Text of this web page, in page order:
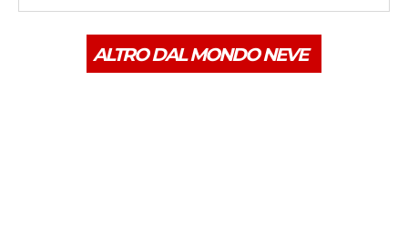
ALTRO DAL MONDO NEVE